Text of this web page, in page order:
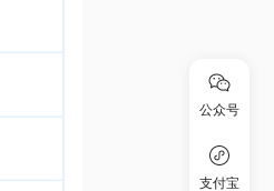
公众号
支付宝